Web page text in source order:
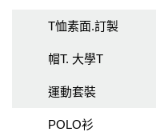
T恤素面.訂製
帽T. 大學T
運動套裝
POLO衫